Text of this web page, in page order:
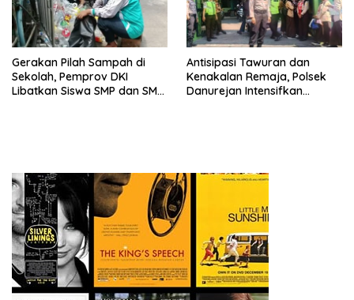
Gerakan Pilah Sampah di
Sekolah, Pemprov DKI
Libatkan Siswa SMP dan SMA
Antisipasi Tawuran dan
Kenakalan Remaja, Polsek
Danurejan Intensifkan